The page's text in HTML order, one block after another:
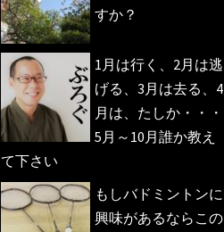
すか？
1月は行く、2月は逃
げる、3月は去る、4
月は、たしか・・・
5月～10月誰か教え
て下さい
もしバドミントンに
興味があるならこの